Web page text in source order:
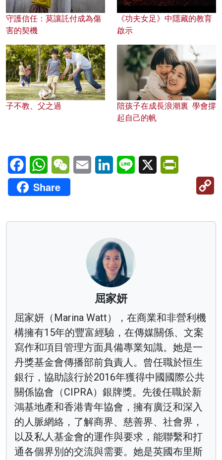
守護信任：莫讓託付成為傷
害的契機
《功夫女足》中隱藏的教育
啟示
子不教、父之過
陪孩子在成長浪潮裏 學會撐
起自己的帆
FacebookWhatsAppWeChatEmail LinkedInLine X
Share
屈家妍
屈家妍（Marina Watt），在商業和非營利機
構擁有15年的豐富經驗，在傳媒關係、文案
寫作和項目管理方面具備專業知識。她是一
丹獎基金會傳播部前負責人。曾任職於恒生
銀行，協助該行於2016年獲得中國國際公共
關係協會（CIPRA）銀牌獎。先後任職於新
鴻基地產和香港青年協會，擁有廣泛和深入
的人脈網絡，了解商界、慈善界、社會界，
以及私人基金會的運作與要求，能聯繫和打
通各個界別的交流與需要。她是英國布里斯